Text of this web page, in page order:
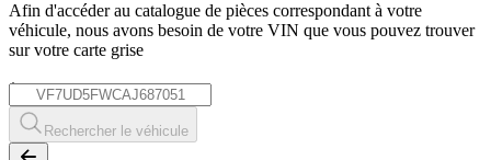
Afin d'accéder au catalogue de pièces correspondant à votre
véhicule, nous avons besoin de votre VIN que vous pouvez trouver
sur votre carte grise
*
Rechercher le véhicule